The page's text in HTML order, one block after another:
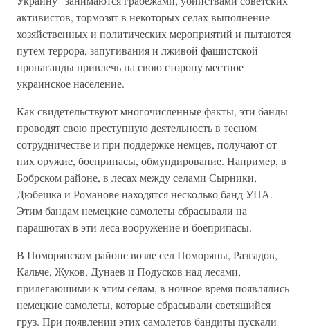
активистов, тормозят в некоторых селах выполнение
хозяйственных и политических мероприятий и пытаются
путем террора, запугивания и лживой фашистской
пропаганды привлечь на свою сторону местное
украинское население.
Как свидетельствуют многочисленные факты, эти банды
проводят свою преступную деятельность в тесном
сотрудничестве и при поддержке немцев, получают от
них оружие, боеприпасы, обмундирование. Например, в
Бобрском районе, в лесах между селами Сырники,
Дюбешка и Романове находятся несколько банд УПА.
Этим бандам немецкие самолеты сбрасывали на
парашютах в эти леса вооружение и боеприпасы.
В Поморянском районе возле сел Поморяны, Разгадов,
Кальче, Жуков, Дунаев и Подусков над лесами,
прилегающими к этим селам, в ночное время появлялись
немецкие самолеты, которые сбрасывали светящийся
груз. При появлении этих самолетов бандиты пускали